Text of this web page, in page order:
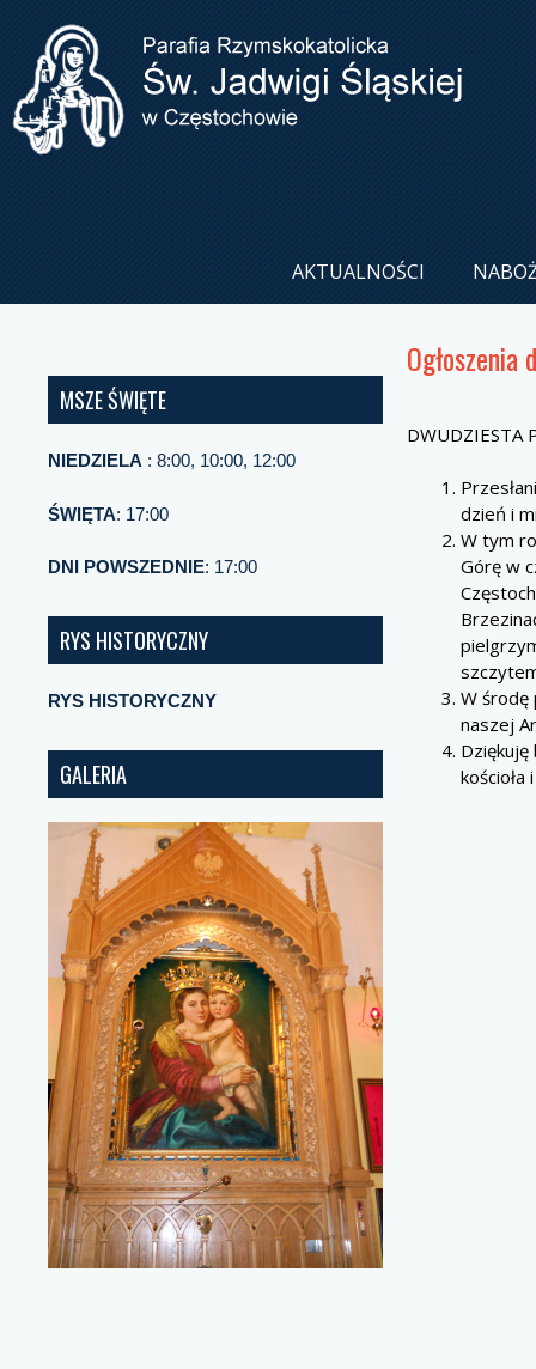
AKTUALNOŚCI
MSZE ŚWIĘTE
NIEDZIELA : 8:00, 10:00, 12:00
ŚWIĘTA: 17:00
DNI POWSZEDNIE: 17:00
RYS HISTORYCZNY
RYS HISTORYCZNY
GALERIA
DWUDZIESTA
dzień i
W tym
Górę w
W środę
naszej
kościoła